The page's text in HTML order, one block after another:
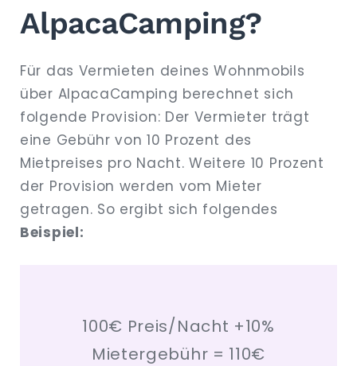
AlpacaCamping?
Für das Vermieten deines Wohnmobils
über AlpacaCamping berechnet sich
folgende Provision: Der Vermieter trägt
eine Gebühr von 10 Prozent des
Mietpreises pro Nacht. Weitere 10 Prozent
der Provision werden vom Mieter
getragen. So ergibt sich folgendes
Beispiel:
100€ Preis/Nacht +10%
Mietergebühr = 110€